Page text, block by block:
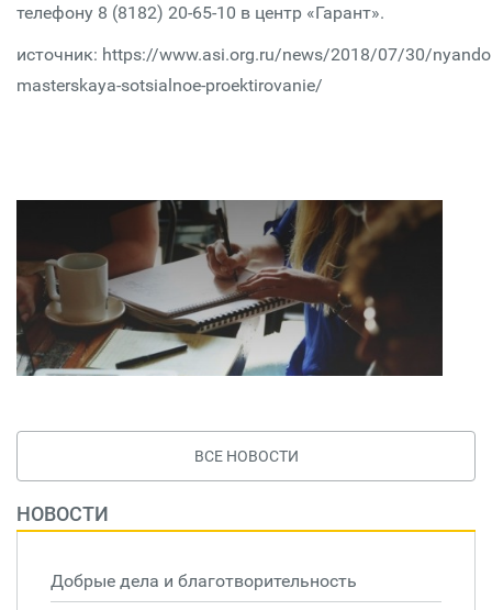
телефону 8 (8182) 20-65-10 в центр «Гарант».
источник: https://www.asi.org.ru/news/2018/07/30/
masterskaya-sotsialnoe-proektirovanie/
ВСЕ НОВОСТИ
НОВОСТИ
Добрые дела и благотворительность